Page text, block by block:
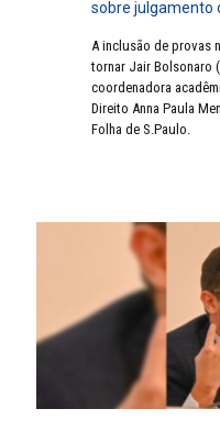
sobre julgamento
A inclusão de provas
tornar Jair Bolsonaro
coordenadora
Direito Anna Paula
Folha de S.Paulo.